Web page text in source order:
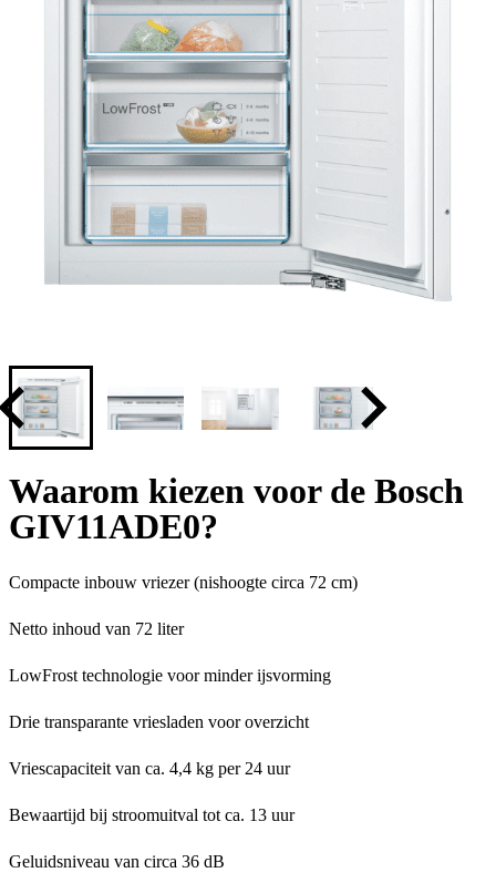
Waarom kiezen voor de Bosch
GIV11ADE0?
Compacte inbouw vriezer (nishoogte circa 72 cm)
Netto inhoud van 72 liter
LowFrost technologie voor minder ijsvorming
Drie transparante vriesladen voor overzicht
Vriescapaciteit van ca. 4,4 kg per 24 uur
Bewaartijd bij stroomuitval tot ca. 13 uur
Geluidsniveau van circa 36 dB